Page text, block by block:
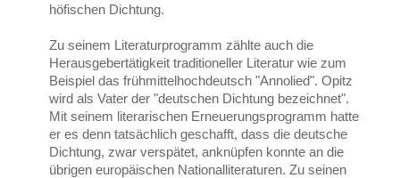
höfischen Dichtung.
Zu seinem Literaturprogramm zählte auch die
Herausgebertätigkeit traditioneller Literatur wie zum
Beispiel das frühmittelhochdeutsch "Annolied". Opitz
wird als Vater der "deutschen Dichtung bezeichnet".
Mit seinem literarischen Erneuerungsprogramm hatte
er es denn tatsächlich geschafft, dass die deutsche
Dichtung, zwar verspätet, anknüpfen konnte an die
übrigen europäischen Nationalliteraturen. Zu seinen